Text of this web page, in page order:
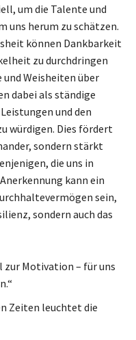
um die Talente und
uns herum zu schätzen.
können Dankbarkeit
zu durchdringen
Weisheiten über
dabei als ständige
und den
würdigen. Dies fördert
sondern stärkt
die uns in
kann ein
sein,
sondern auch das
zur Motivation – für uns
Zeiten leuchtet die